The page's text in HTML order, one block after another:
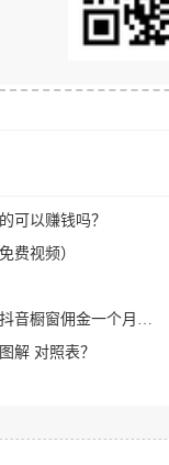
可以赚钱吗？
费视频）
一个月能赚多少钱啊？
解 对照表？